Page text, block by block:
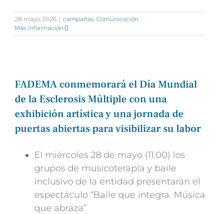
28 mayo, 2026 | campañas, Comunicación
Más información
FADEMA conmemorará el Día Mundial
de la Esclerosis Múltiple con una
exhibición artística y una jornada de
puertas abiertas para visibilizar su labor
El miércoles 28 de mayo (11.00) los
grupos de musicoterapia y baile
inclusivo de la entidad presentarán el
espectáculo “Baile que integra. Música
que abraza”